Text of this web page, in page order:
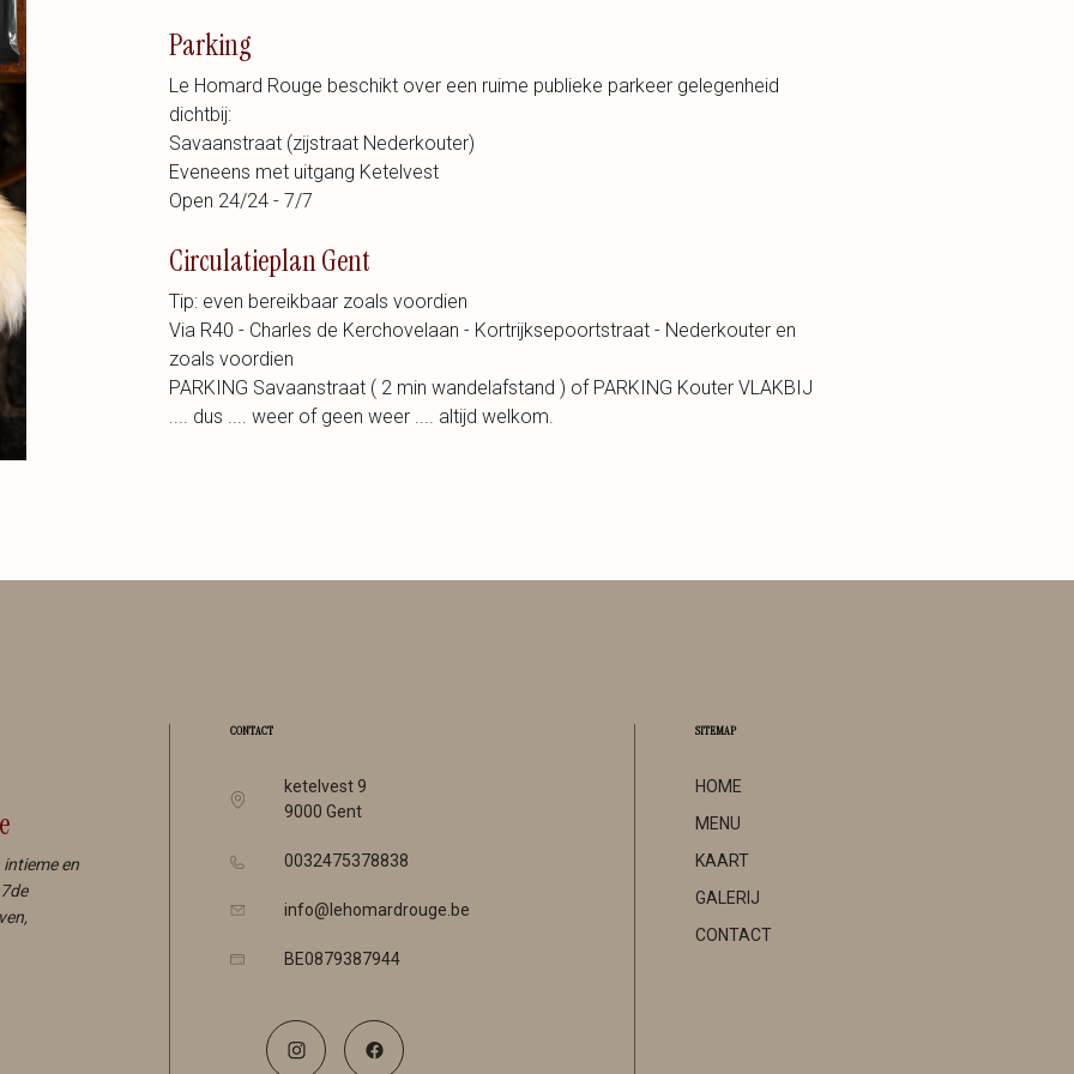
Parking
Le Homard Rouge beschikt over een ruime publieke parkeer gelegenheid
dichtbij:
Savaanstraat (zijstraat Nederkouter)
Eveneens met uitgang Ketelvest
Open 24/24 - 7/7
Circulatieplan Gent
Tip: even bereikbaar zoals voordien
Via R40 - Charles de Kerchovelaan - Kortrijksepoortstraat - Nederkouter en
zoals voordien
PARKING Savaanstraat ( 2 min wandelafstand ) of PARKING Kouter VLAKBIJ
.... dus .... weer of geen weer .... altijd welkom.
en
CONTACT
ketelvest 9
9000 Gent
0032475378838
info@lehomardrouge.be
BE0879387944
SITEMAP
HOME
MENU
KAART
GALERIJ
CONTACT